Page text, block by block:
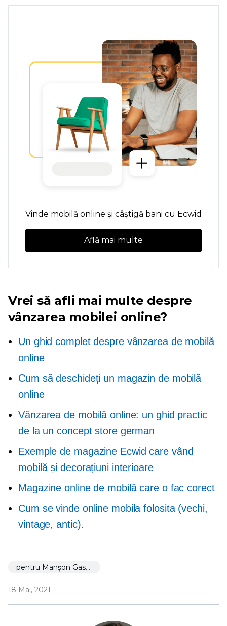
Vinde mobilă online și câștigă bani cu Ecwid
Află mai multe
Vrei să afli mai multe despre
vânzarea mobilei online?
Un ghid complet despre vânzarea de mobilă
online
Cum să deschideți un magazin de mobilă
online
Vânzarea de mobilă online: un ghid practic
de la un concept store german
Exemple de magazine Ecwid care vând
mobilă și decorațiuni interioare
Magazine online de mobilă care o fac corect
Cum se vinde online mobila folosita (vechi,
vintage, antic).
pentru Manșon Gastric
18 Mai, 2021